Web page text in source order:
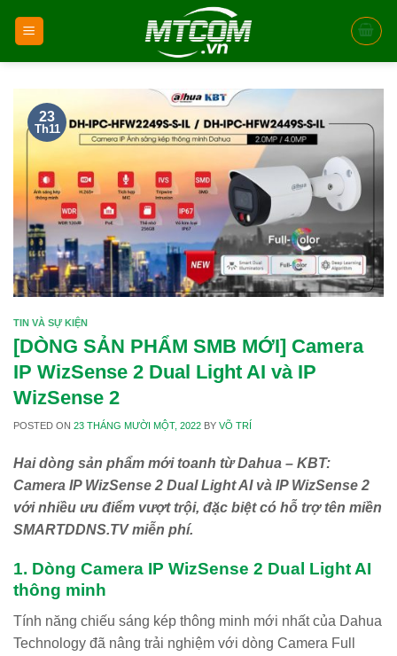
23
Th11
TIN VÀ SỰ KIỆN
[DÒNG SẢN PHẨM SMB MỚI] Camera
IP WizSense 2 Dual Light AI và IP
WizSense 2
POSTED ON23 THÁNG MƯỜI MỘT, 2022 BYVÕ TRÍ
Hai dòng sản phẩm mới toanh từ Dahua – KBT:
Camera IP WizSense 2 Dual Light AI và IP WizSense 2
với nhiều ưu điểm vượt trội, đặc biệt có hỗ trợ tên miền
SMARTDDNS.TV miễn phí.
1. Dòng Camera IP WizSense 2 Dual Light AI
thông minh
Tính năng chiếu sáng kép thông minh mới nhất của Dahua
Technology đã nâng trải nghiệm với dòng Camera Full